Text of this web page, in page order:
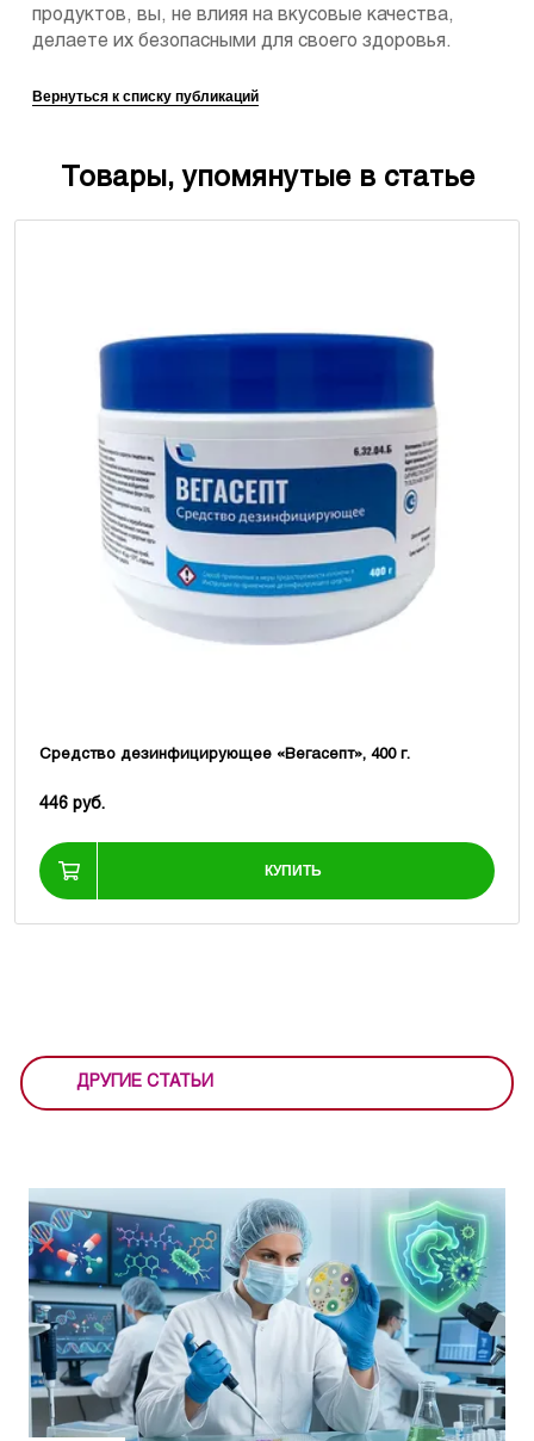
продуктов, вы, не влияя на вкусовые качества,
делаете их безопасными для своего здоровья.
Вернуться к списку публикаций
Товары, упомянутые в статье
Средство дезинфицирующее «Вегасепт», 400 г.
446 руб.
КУПИТЬ
ДРУГИЕ СТАТЬИ